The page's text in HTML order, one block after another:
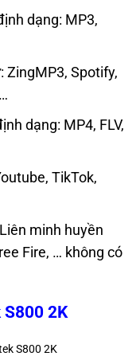
dạng: MP3,
Spotify,
dạng: MP4, FLV,
TikTok,
minh huyền
Fire, … không có
2K